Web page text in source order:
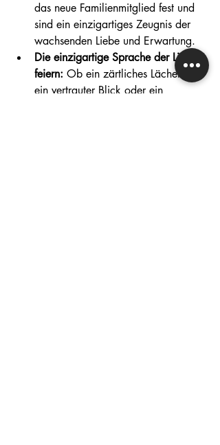
das neue Familienmitglied fest und
sind ein einzigartiges Zeugnis der
wachsenden Liebe und Erwartung.
Die einzigartige Sprache der Liebe
feiern: Ob ein zärtliches Lächeln,
ein vertrauter Blick oder ein